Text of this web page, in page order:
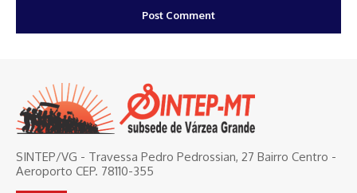
SINTEP/VG - Travessa Pedro Pedrossian, 27 Bairro Centro -
Aeroporto CEP. 78110-355